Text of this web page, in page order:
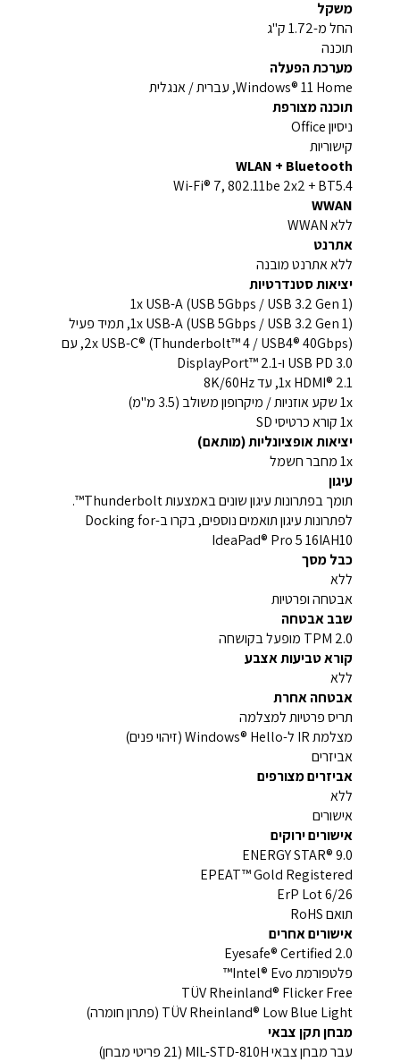
משקל
החל מ-1.72 ק"ג
תוכנה
מערכת הפעלה
Windows® 11 Home, עברית / אנגלית
תוכנה מצורפת
ניסיון Office
קישוריות
WLAN + Bluetooth
Wi-Fi® 7, 802.11be 2x2 + BT5.4
WWAN
ללא WWAN
אתרנט
ללא אתרנט מובנה
יציאות סטנדרטיות
1x USB-A (USB 5Gbps / USB 3.2 Gen 1)
1x USB-A (USB 5Gbps / USB 3.2 Gen 1), תמיד פעיל
2x USB-C® (Thunderbolt™ 4 / USB4® 40Gbps), עם
USB PD 3.0 ו-DisplayPort™ 2.1
1x HDMI® 2.1, עד 8K/60Hz
1x שקע אוזניות / מיקרופון משולב (3.5 מ"מ)
1x קורא כרטיסי SD
יציאות אופציונליות (מותאם)
1x מחבר חשמל
עיגון
תומך בפתרונות עיגון שונים באמצעות Thunderbolt™.
לפתרונות עיגון תואמים נוספים, בקרו ב-Docking for
IdeaPad® Pro 5 16IAH10
כבל מסך
ללא
אבטחה ופרטיות
שבב אבטחה
TPM 2.0 מופעל בקושחה
קורא טביעות אצבע
ללא
אבטחה אחרת
תריס פרטיות למצלמה
מצלמת IR ל-Windows® Hello (זיהוי פנים)
אביזרים
אביזרים מצורפים
ללא
אישורים
אישורים ירוקים
ENERGY STAR® 9.0
EPEAT™ Gold Registered
ErP Lot 6/26
תואם RoHS
אישורים אחרים
Eyesafe® Certified 2.0
פלטפורמת Intel® Evo™
TÜV Rheinland® Flicker Free
TÜV Rheinland® Low Blue Light (פתרון חומרה)
מבחן תקן צבאי
עבר מבחן צבאי MIL-STD-810H (21 פריטי מבחן)